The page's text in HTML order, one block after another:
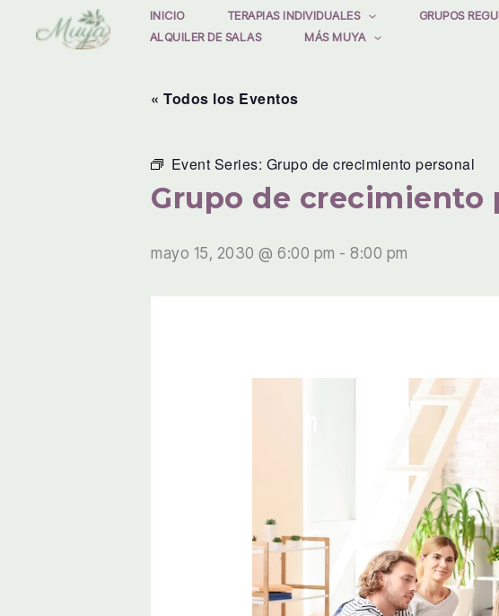
INICIO TERAPIAS INDIVIDUALES GRUPOS
ALQUILER DE SALAS
MÁS MUYA
« Todos los Eventos
Event Series: Grupo de crecimiento personal
Grupo de crecimiento
mayo 15, 2030 @ 6:00 pm - 8:00 pm